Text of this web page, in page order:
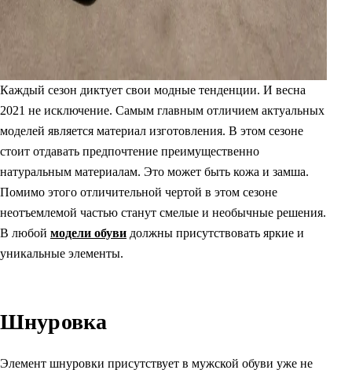
Каждый сезон диктует свои модные тенденции. И весна
2021 не исключение. Самым главным отличием актуальных
моделей является материал изготовления. В этом сезоне
стоит отдавать предпочтение преимущественно
натуральным материалам. Это может быть кожа и замша.
Помимо этого отличительной чертой в этом сезоне
неотъемлемой частью станут смелые и необычные решения.
В любой модели обуви должны присутствовать яркие и
уникальные элементы.
Шнуровка
Элемент шнуровки присутствует в мужской обуви уже не